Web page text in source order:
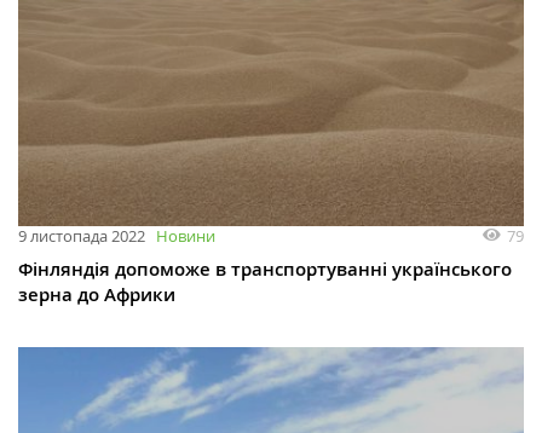
9 листопада 2022 Новини 79
Фінляндія допоможе в транспортуванні українського
зерна до Африки